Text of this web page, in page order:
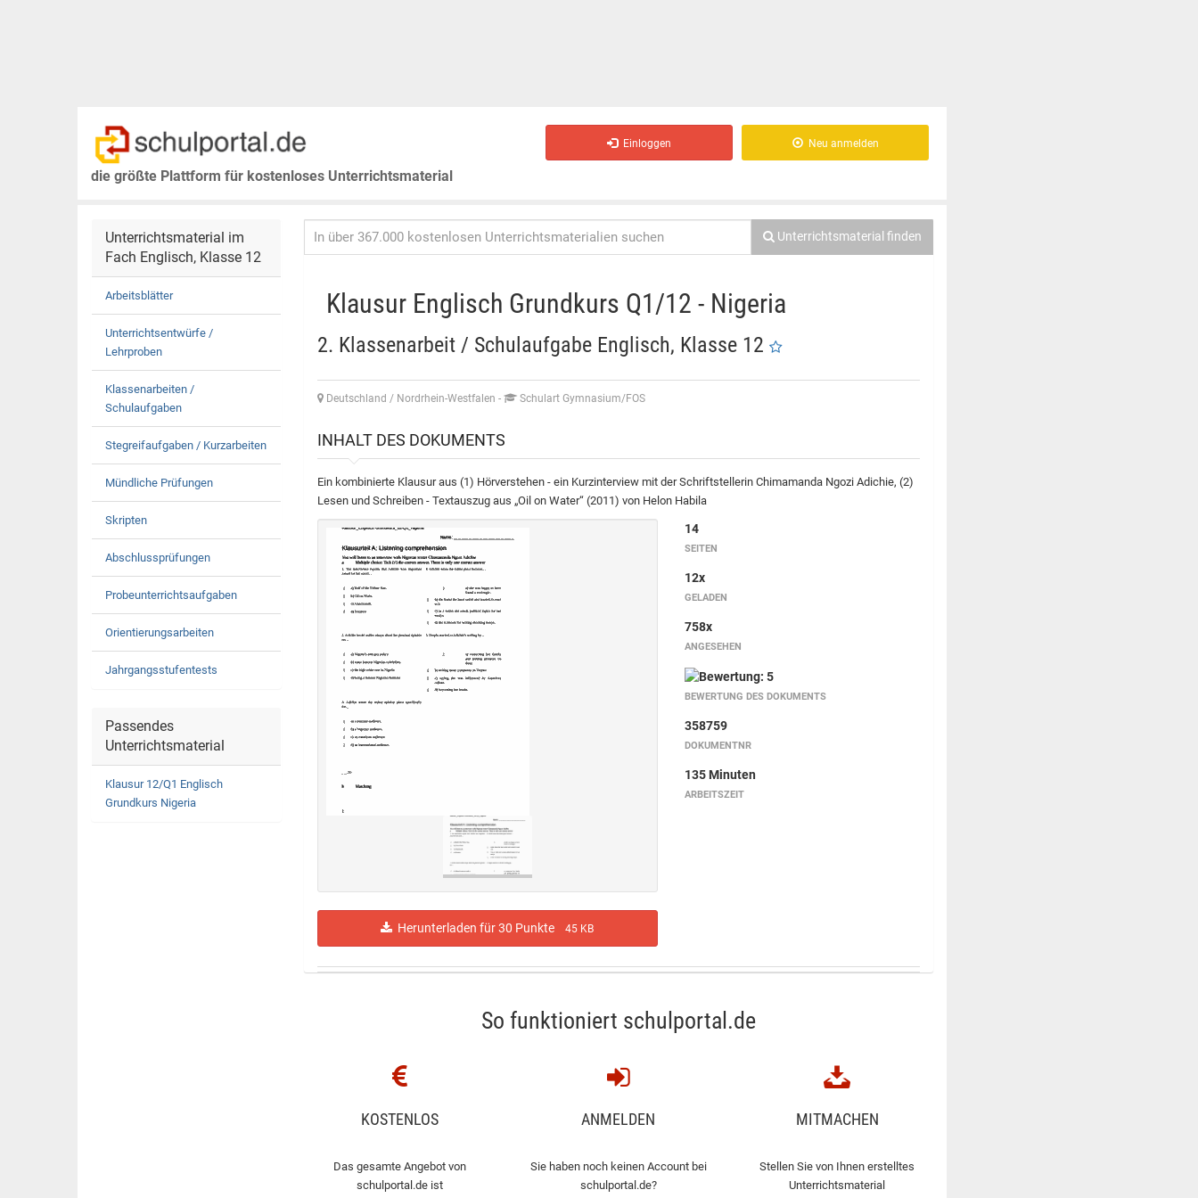
die größte Plattform für kostenloses Unterrichtsmaterial
Einloggen Neu anmelden
Unterrichtsmaterial im
Fach Englisch, Klasse 12
Arbeitsblätter
Unterrichtsentwürfe /
Lehrproben
Klassenarbeiten /
Schulaufgaben
Stegreifaufgaben / Kurzarbeiten
Mündliche Prüfungen
Skripten
Abschlussprüfungen
Probeunterrichtsaufgaben
Orientierungsarbeiten
Jahrgangsstufentests
Passendes
Unterrichtsmaterial
Klausur 12/Q1 Englisch
Grundkurs Nigeria
Unterrichtsmaterial finden
Klausur Englisch Grundkurs Q1/12 - Nigeria
2. Klassenarbeit / Schulaufgabe Englisch, Klasse 12
Deutschland / Nordrhein-Westfalen - Schulart Gymnasium/FOS
INHALT DES DOKUMENTS
Ein kombinierte Klausur aus (1) Hörverstehen - ein Kurzinterview mit der Schriftstellerin Chimamanda Ngozi Adichie, (2)
Lesen und Schreiben - Textauszug aus „Oil on Water“ (2011) von Helon Habila
Herunterladen für 30 Punkte 45 KB
14
SEITEN
12x
GELADEN
758x
ANGESEHEN
BEWERTUNG DES DOKUMENTS
358759
DOKUMENTNR
135 Minuten
ARBEITSZEIT
So funktioniert schulportal.de
KOSTENLOS
Das gesamte Angebot von
schulportal.de ist
ANMELDEN
Sie haben noch keinen Account bei
schulportal.de?
MITMACHEN
Stellen Sie von Ihnen erstelltes
Unterrichtsmaterial